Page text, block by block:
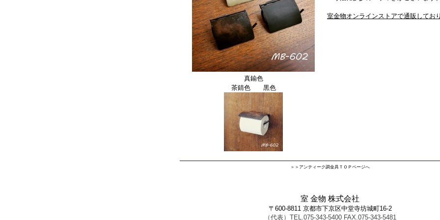
真鍮色
茶錆色 黒色
室金物オンラインストアで通販してお
＞＞アンティーク調金具ＴＯＰページへ
室 金物 株式会社
〒600-8811 京都市下京区中堂寺坊城町16-2
（代表）TEL.075-343-5400 FAX.075-343-5481